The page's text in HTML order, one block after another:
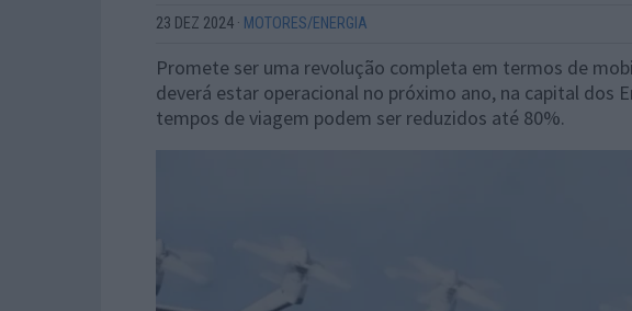
23 DEZ 2024 · MOTORES/ENERGIA
Promete ser uma revolução completa em termos de
deverá estar operacional no próximo ano, na capital dos
tempos de viagem podem ser reduzidos até 80%.